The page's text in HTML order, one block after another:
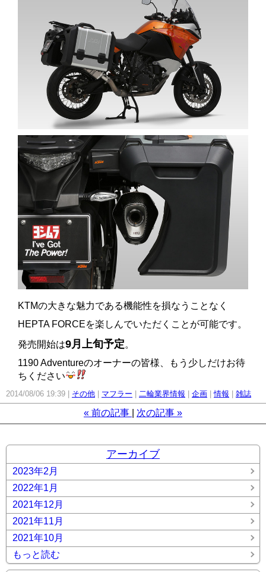
KTMの大きな魅力である機能性を損なうことなく
HEPTA FORCEを楽しんでいただくことが可能です。
発売開始は9月上旬予定。
1190 Adventureのオーナーの皆様、もう少しだけお待
ちください
2014/08/06 19:39 その他 マフラー 二輪業界情報 企画 情報 雑誌
« 前の記事 次の記事 »
アーカイブ
2023年2月
2022年1月
2021年12月
2021年11月
2021年10月
もっと読む